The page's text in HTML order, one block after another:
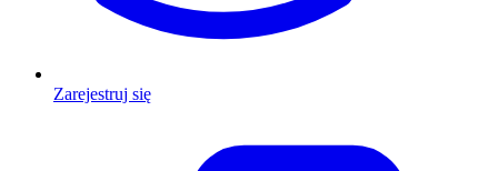
Zarejestruj się